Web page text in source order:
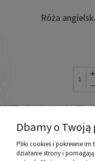
Róża
Dbamy o
Pliki cookies i pokrewne
działanie strony i